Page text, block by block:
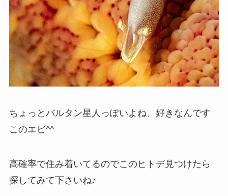
ちょっとバルタン星人っぽいよね、好きなんです
このエビ^^
高確率で住み着いてるのでこのヒトデ見つけたら
探してみて下さいね♪